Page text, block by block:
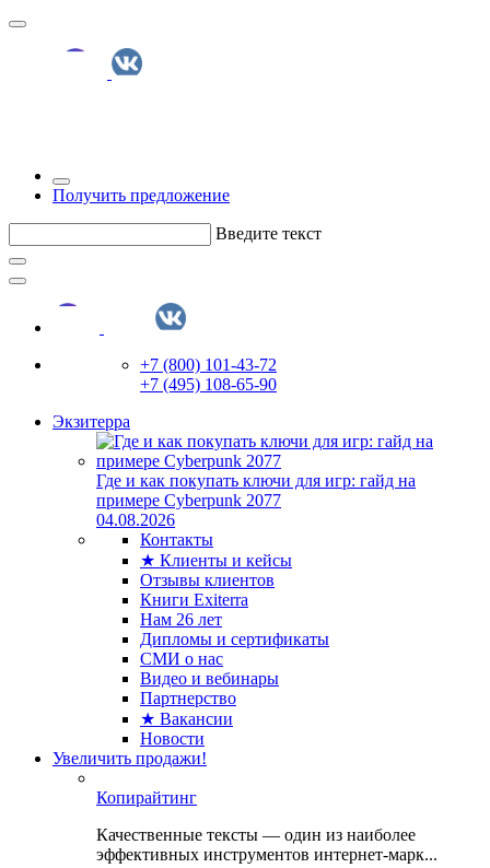
Получить предложение
Введите текст
+7 (800) 101-43-72
+7 (495) 108-65-90
Экзитерра
Где и как покупать ключи для игр: гайд на
примере Cyberpunk 2077
04.08.2026
Контакты
★ Клиенты и кейсы
Отзывы клиентов
Книги Exiterra
Нам 26 лет
Дипломы и сертификаты
СМИ о нас
Видео и вебинары
Партнерство
★ Вакансии
Новости
Увеличить продажи!
Копирайтинг
Качественные тексты — один из наиболее
эффективных инструментов интернет-марк...